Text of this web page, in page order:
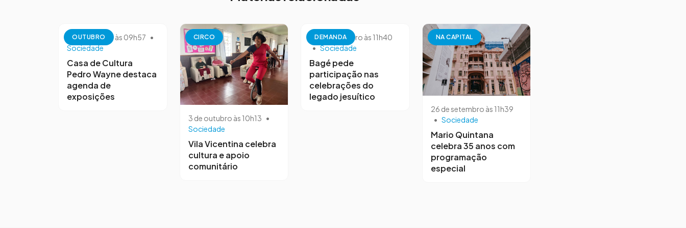
OUTUBRO
13 de outubro às 09h57 •
Sociedade
Casa de Cultura
Pedro Wayne destaca
agenda de
exposições
CIRCO
3 de outubro às 10h13 •
Sociedade
Vila Vicentina celebra
cultura e apoio
comunitário
DEMANDA
26 de setembro às 11h40
• Sociedade
Bagé pede
participação nas
celebrações do
legado jesuítico
NA CAPITAL
26 de setembro às 11h39
• Sociedade
Mario Quintana
celebra 35 anos com
programação
especial